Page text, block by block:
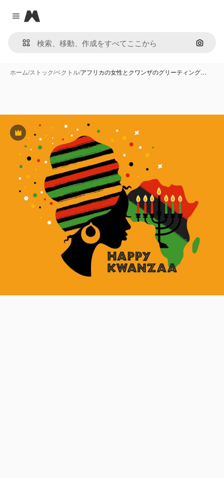
Close menu
Magnific
画像で
ホーム/ストック/ベクトル/アフリカの女性とクワンザのグリーティング…
Premium